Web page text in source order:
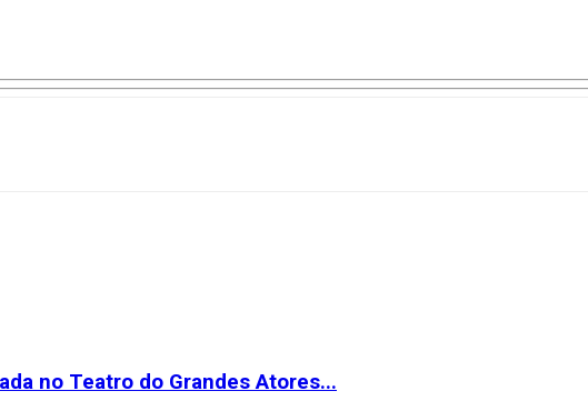
no Teatro do Grandes Atores...